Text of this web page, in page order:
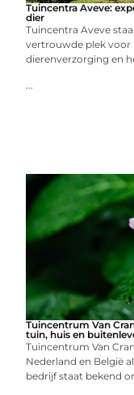
Tuincentra Aveve:
dier
Tuincentra Aveve
vertrouwde plek voor
dierenverzorging en
...
Tuincentrum Van
tuin, huis en
Tuincentrum Van
Nederland en België
bedrijf staat bekend